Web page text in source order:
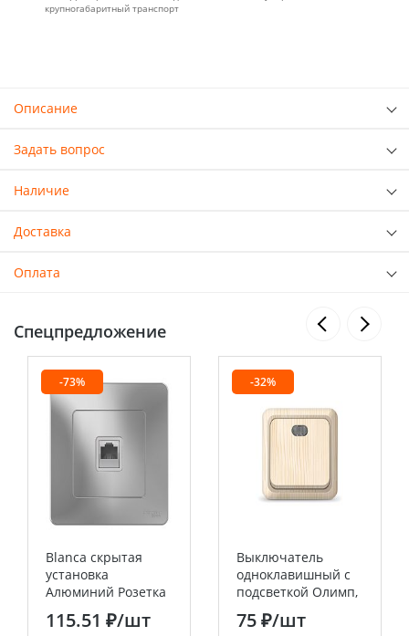
крупногабаритный транспорт
Описание
Задать вопрос
Наличие
Доставка
Оплата
Спецпредложение
-73%
Blanca скрытая
установка
Алюминий Розетка
ТЛФ RJ11 Systeme
Electric (Schneider
115.51 ₽/шт
-32%
Выключатель
одноклавишный с
подсветкой Олимп,
открытой
установки, 10А,
75 ₽/шт